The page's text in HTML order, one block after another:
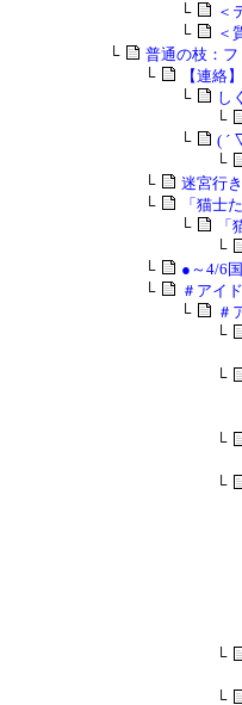
└
＜
└
＜
└
普通の枝：
└
【連絡
└
し
└
└
( ´
└
└
迷宮行
└
「猫士
└
「
└
└
●～4/6
└
＃アイ
└
＃
└
└
└
└
└
└